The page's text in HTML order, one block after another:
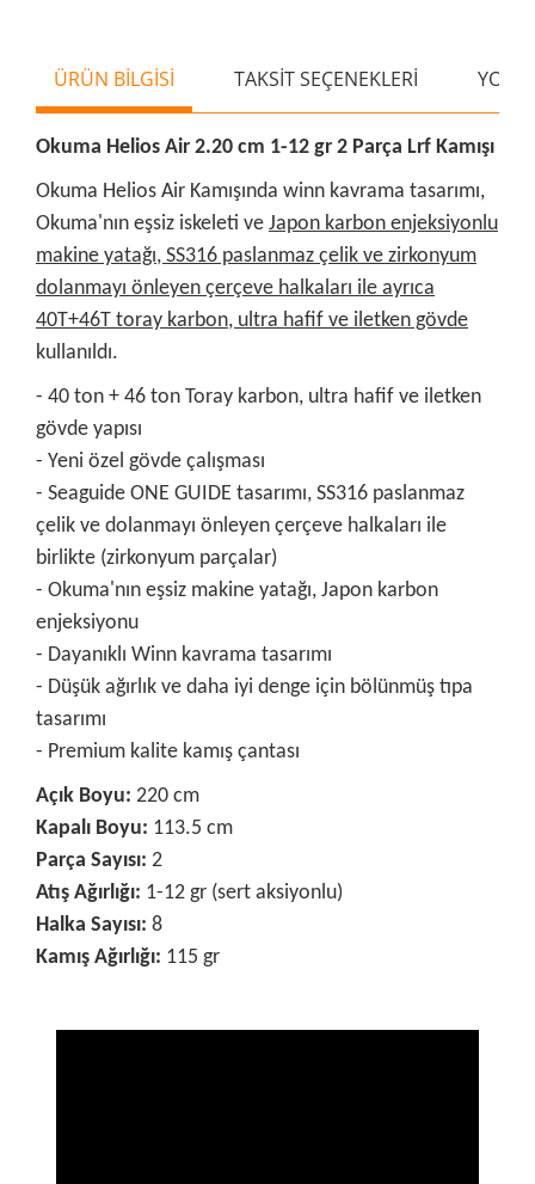
ÜRÜN BİLGİSİ TAKSİT SEÇENEKLERİ
Okuma Helios Air 2.20 cm 1-12 gr 2 Parça Lrf Kamışı
Okuma Helios Air Kamışında winn kavrama tasarımı,
Okuma'nın eşsiz iskeleti ve Japon karbon enjeksiyonlu
makine yatağı, SS316 paslanmaz çelik ve zirkonyum
dolanmayı önleyen çerçeve halkaları ile ayrıca
40T+46T toray karbon, ultra hafif ve iletken gövde
kullanıldı.
- 40 ton + 46 ton Toray karbon, ultra hafif ve iletken
gövde yapısı
- Yeni özel gövde çalışması
- Seaguide ONE GUIDE tasarımı, SS316 paslanmaz
çelik ve dolanmayı önleyen çerçeve halkaları ile
birlikte (zirkonyum parçalar)
- Okuma'nın eşsiz makine yatağı, Japon karbon
enjeksiyonu
- Dayanıklı Winn kavrama tasarımı
- Düşük ağırlık ve daha iyi denge için bölünmüş tıpa
tasarımı
- Premium kalite kamış çantası
Açık Boyu: 220 cm
Kapalı Boyu: 113.5 cm
Parça Sayısı: 2
Atış Ağırlığı: 1-12 gr (sert aksiyonlu)
Halka Sayısı: 8
Kamış Ağırlığı: 115 gr